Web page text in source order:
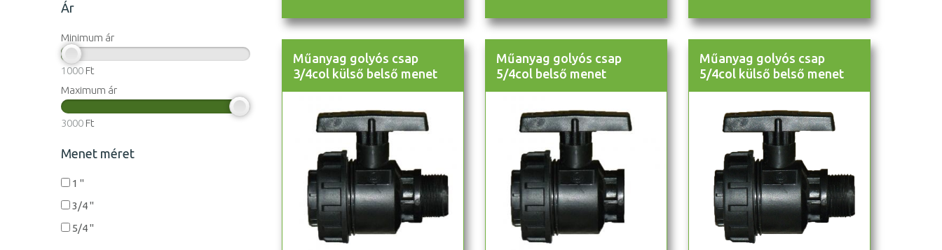
Ár
Minimum ár
1000 Ft
Maximum ár
3000 Ft
Menet méret
1 "
3/4 "
5/4 "
Műanyag golyós csap
3/4col külső belső menet
Műanyag golyós csap
5/4col belső menet
Műanyag golyós csap
5/4col külső belső menet